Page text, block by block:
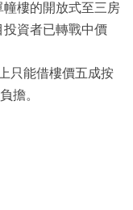
樓的開放式至三房
資者已轉戰中價
只能借樓價五成按
擔。